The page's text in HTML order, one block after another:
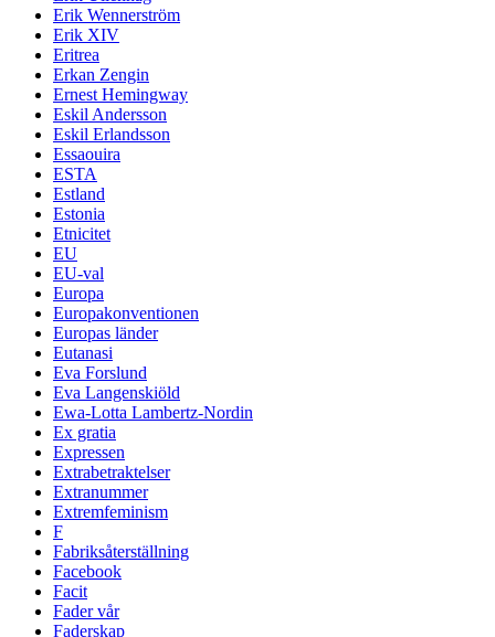
Erik Wennerström
Erik XIV
Eritrea
Erkan Zengin
Ernest Hemingway
Eskil Andersson
Eskil Erlandsson
Essaouira
ESTA
Estland
Estonia
Etnicitet
EU
EU-val
Europa
Europakonventionen
Europas länder
Eutanasi
Eva Forslund
Eva Langenskiöld
Ewa-Lotta Lambertz-Nordin
Ex gratia
Expressen
Extrabetraktelser
Extranummer
Extremfeminism
F
Fabriksåterställning
Facebook
Facit
Fader vår
Faderskap